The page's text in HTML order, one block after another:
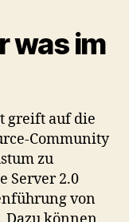
was im
greift auf die
Community
zu
Server 2.0
von